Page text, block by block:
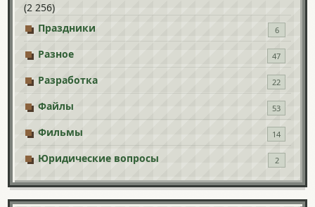
(2 256)
Праздники
6
Разное 47
Разработка 22
Файлы 53
Фильмы 14
Юридические вопросы 2